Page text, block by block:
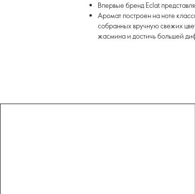
Впервые бренд Eclat
Аромат построен на ноте
собранных вручную свежих
жасмина и достичь большей